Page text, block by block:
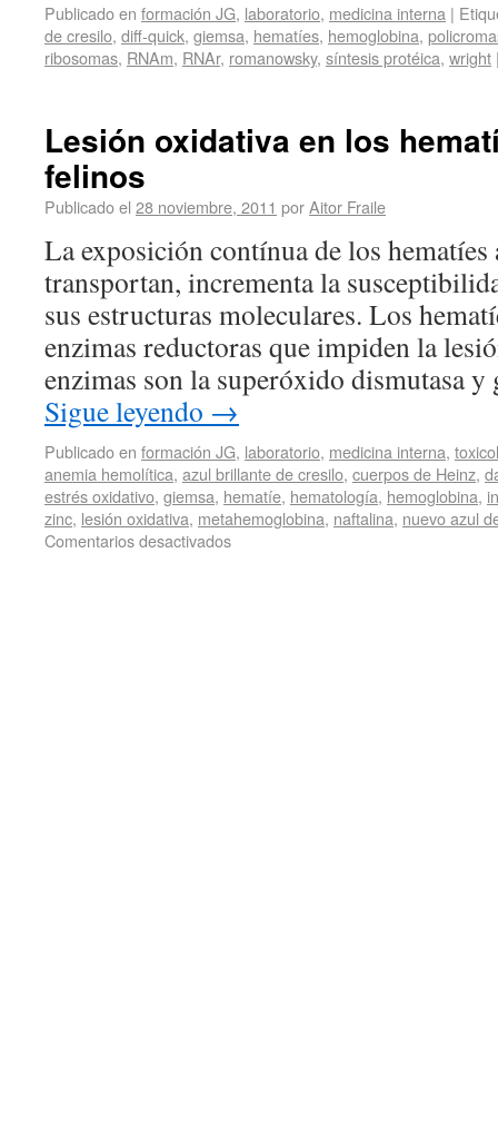
Publicado en formación JG, laboratorio, medicina interna |
de cresilo, diff-quick, giemsa, hematíes, hemoglobina,
ribosomas, RNAm, RNAr, romanowsky, síntesis protéica, wright
Lesión oxidativa en los
felinos
Publicado el 28 noviembre, 2011 porAitor Fraile
La exposición contínua de los hematíes
transportan, incrementa la
sus estructuras moleculares. Los
enzimas reductoras que impiden la
enzimas son la superóxido dismutasa
Sigue leyendo →
Publicado en formación JG, laboratorio, medicina interna,
anemia hemolítica, azul brillante de cresilo, cuerpos de Heinz,
estrés oxidativo, giemsa, hematíe, hematología, hemoglobina,
zinc, lesión oxidativa, metahemoglobina, naftalina, nuevo azul
Comentarios desactivados